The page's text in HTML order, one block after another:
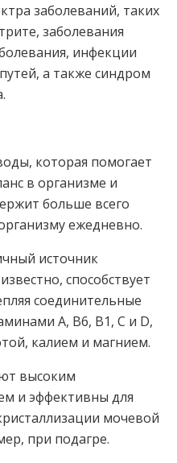
заболеваний, таких
заболевания
инфекции
а также синдром
которая помогает
в организме и
больше всего
ежедневно.
источник
способствует
соединительные
A, B6, B1, C и D,
калием и магнием.
высоким
и эффективны для
мочевой
при подагре.